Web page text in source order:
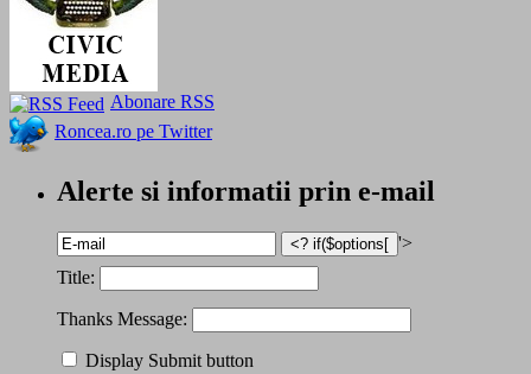
Abonare RSS
Roncea.ro pe Twitter
Alerte si informatii prin e-mail
'>
Title:
Thanks Message:
Display Submit button